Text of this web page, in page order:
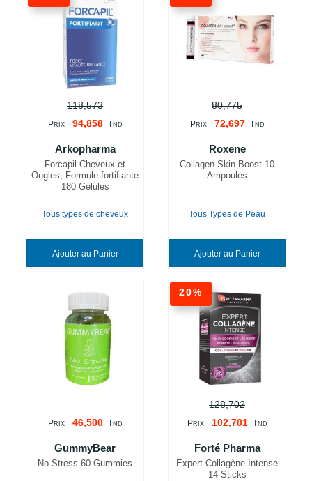
118,573
PRIX 94,858 TND
Arkopharma
Forcapil Cheveux et
Ongles, Formule fortifiante
180 Gélules
Tous types de cheveux
Ajouter au Panier
80,775
PRIX 72,697 TND
Roxene
Collagen Skin Boost 10
Ampoules
Tous Types de Peau
Ajouter au Panier
PRIX 46,500 TND
GummyBear
No Stress 60 Gummies
20%
128,702
PRIX 102,701 TND
Forté Pharma
Expert Collagène Intense
14 Sticks